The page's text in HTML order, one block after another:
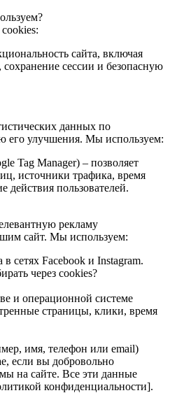
сайта, включая
сессии и безопасную
данных по
его улучшения. Мы используем:
Tag Manager) – позволяет
источники трафика, время
действия пользователей.
рекламу
сайт. Мы используем:
в сетях Facebook и Instagram.
через cookies?
и операционной системе
страницы, клики, время
имя, телефон или email)
если вы добровольно
на сайте. Все эти данные
конфиденциальности].